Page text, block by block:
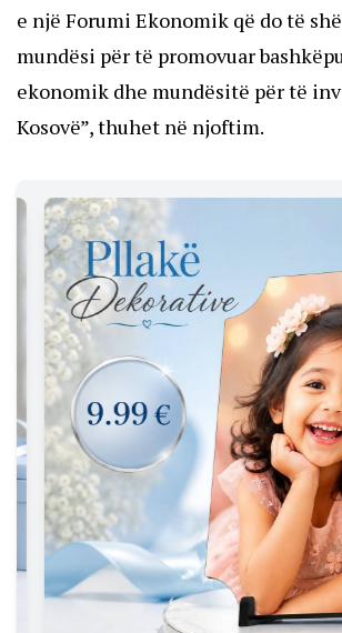
e një Forumi Ekonomik që do të
mundësi për të promovuar
ekonomik dhe mundësitë për të
Kosovë”, thuhet në njoftim.